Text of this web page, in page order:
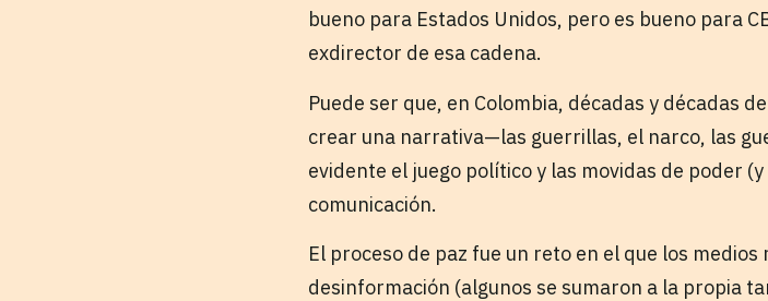
bueno para Estados Unidos, pero es bueno para
exdirector de esa cadena.
Puede ser que, en Colombia, décadas y décadas
crear una narrativa—las guerrillas, el narco, las
evidente el juego político y las movidas de poder
comunicación.
El proceso de paz fue un reto en el que los
desinformación (algunos se sumaron a la propia